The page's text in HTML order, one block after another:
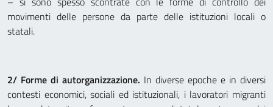
movimenti delle persone da parte delle istituzioni locali o
statali.
2/ Forme di autorganizzazione. In diverse epoche e in diversi
contesti economici, sociali ed istituzionali, i lavoratori migranti